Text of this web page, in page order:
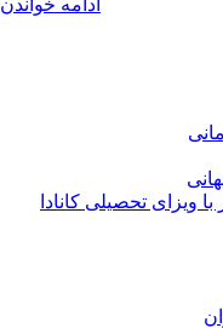
ویزای تحصیلی کانادا